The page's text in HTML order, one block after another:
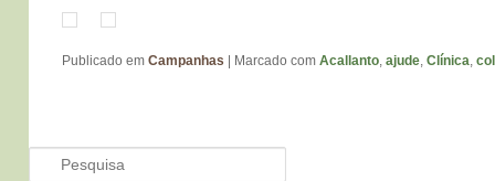
Publicado em Campanhas Marcado com Acallanto, ajude, Clínica,
Pesquisa